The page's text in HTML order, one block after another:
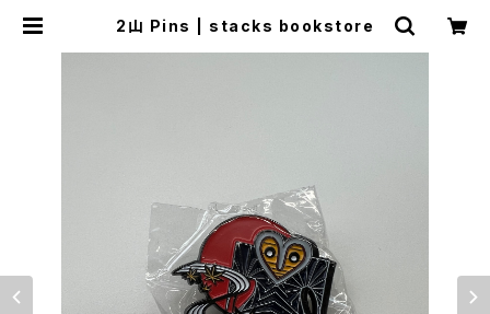
2山 Pins | stacks bookstore